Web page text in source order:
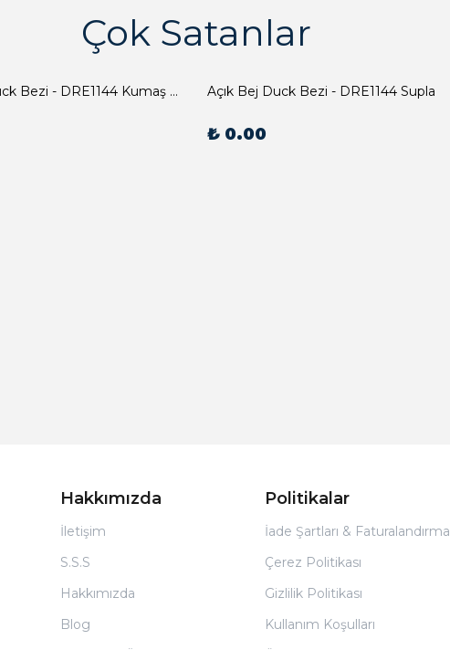
Çok Satanlar
Açık Bej Duck Bezi - DRE1144 Kumaş Peçete Açık Bej Duck Bezi - DRE1144 Supla
₺ 0.00
Hakkımızda
İletişim
S.S.S
Hakkımızda
Blog
Politikalar
İade Şartları & Faturalandırma
Çerez Politikası
Gizlilik Politikası
Kullanım Koşulları